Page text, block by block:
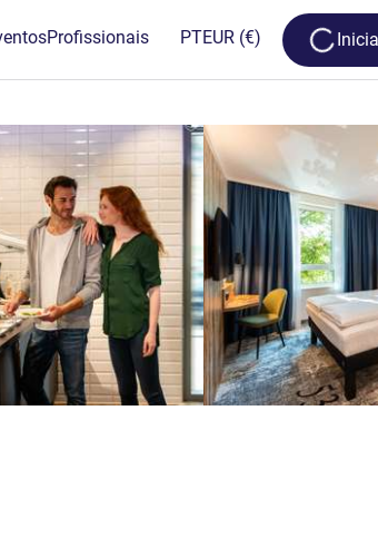
Profissionais PTEUR (€)